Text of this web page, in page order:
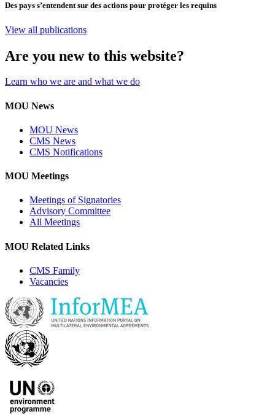
Des pays s’entendent sur des actions pour protéger les requins
View all publications
Are you new to this website?
Learn who we are and what we do
MOU News
MOU News
CMS News
CMS Notifications
MOU Meetings
Meetings of Signatories
Advisory Committee
All Meetings
MOU Related Links
CMS Family
Vacancies